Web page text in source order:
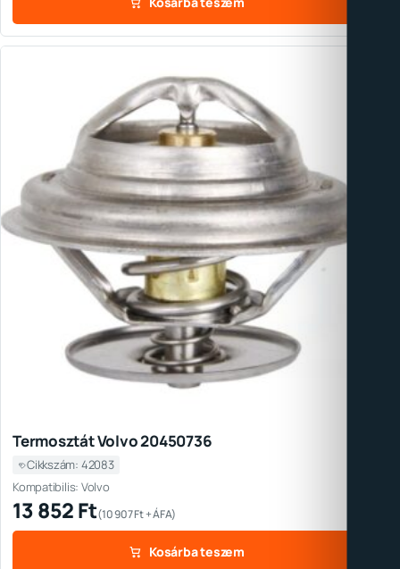
Termosztát Volvo 20450736
Cikkszám: 42083
Kompatibilis: Volvo
13 852Ft(10 907Ft+ ÁFA)
Kosárba teszem